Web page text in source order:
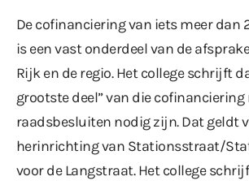
De cofinanciering van iets meer dan
is een vast onderdeel van de
Rijk en de regio. Het college schrijft
grootste deel” van die cofinanciering
raadsbesluiten nodig zijn. Dat geldt
herinrichting van Stationsstraat/
voor de Langstraat. Het college